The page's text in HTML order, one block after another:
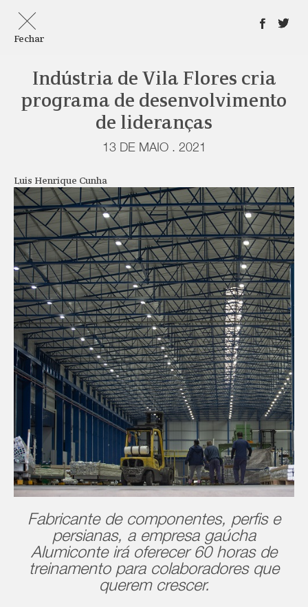
Fechar
Indústria de Vila Flores cria
programa de desenvolvimento
de lideranças
13 DE MAIO . 2021
Luis Henrique Cunha
Fabricante de componentes, perfis e
persianas, a empresa gaúcha
Alumiconte irá oferecer 60 horas de
treinamento para colaboradores que
querem crescer.